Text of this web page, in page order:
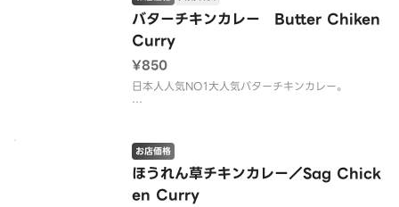
バターチキンカレー Butter Chiken
Curry
¥850
日本人人気NO1大人気バターチキンカレー。
ほうれん草チキンカレー／Sag Chick
en Curry
お店価格